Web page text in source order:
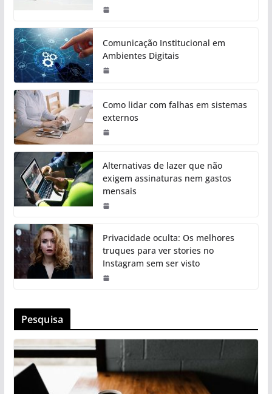
Comunicação Institucional em
Ambientes Digitais
Como lidar com falhas em sistemas
externos
Alternativas de lazer que não
exigem assinaturas nem gastos
mensais
Privacidade oculta: Os melhores
truques para ver stories no
Instagram sem ser visto
Pesquisa